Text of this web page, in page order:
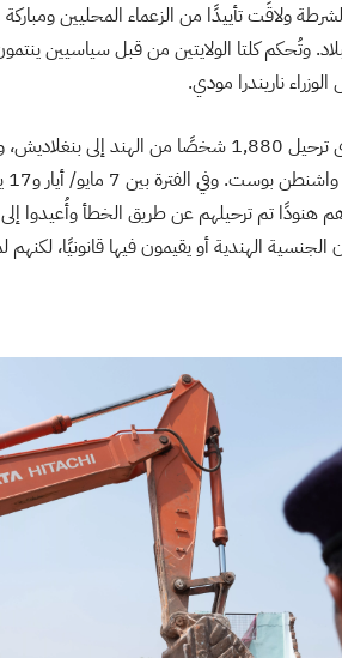
ولاقَت تأييدًا من الزعماء المحليين
وتُحكم كلتا الولايتين من قبل سياسيين
ناريندرا مودي.
وبين 7 مايو/ أيار و3 يوليو/تموز، جرى ترحيل 1,880 شخصًا
باعتبارهم هنودًا تم ترحيلهم عن طريق الخطأ
الهندية أو يقيمون فيها قانونيًا، لكنهم